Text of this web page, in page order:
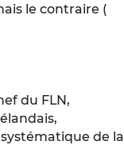
le contraire (
du FLN,
de la